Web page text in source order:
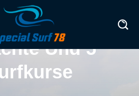
Und 5